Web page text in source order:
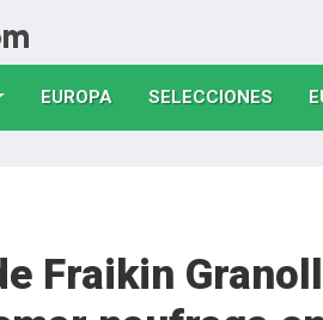
EUROPA(CURRENT)
SELECCIONES
Fraikin